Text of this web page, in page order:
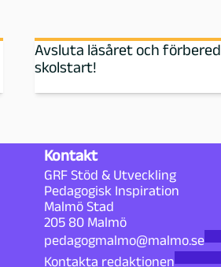
Avsluta läsåret och förbered
skolstart!
Kontakt
GRF Stöd & Utveckling
Pedagogisk Inspiration
Malmö Stad
205 80 Malmö
pedagogmalmo@malmo.se
Kontakta redaktionen